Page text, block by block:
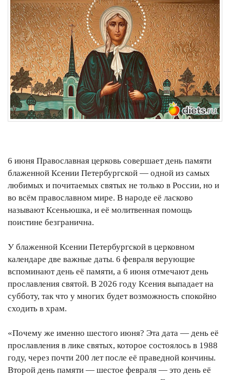
6 июня Православная церковь совершает день памяти
блаженной Ксении Петербургской — одной из самых
любимых и почитаемых святых не только в России, но и
во всём православном мире. В народе её ласково
называют Ксеньюшка, и её молитвенная помощь
поистине безгранична.
У блаженной Ксении Петербургской в церковном
календаре две важные даты. 6 февраля верующие
вспоминают день её памяти, а 6 июня отмечают день
прославления святой. В 2026 году Ксения выпадает на
субботу, так что у многих будет возможность спокойно
сходить в храм.
«Почему же именно шестого июня? Эта дата — день её
прославления в лике святых, которое состоялось в 1988
году, через почти 200 лет после её праведной кончины.
Второй день памяти — шестое февраля — это день её